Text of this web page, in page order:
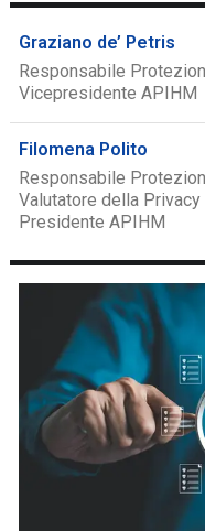
Graziano de’ Petris
Responsabile
Vicepresidente APIHM
Filomena Polito
Responsabile
Valutatore della
Presidente APIHM